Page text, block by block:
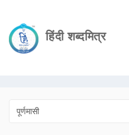
हिंदी शब्दमित्र